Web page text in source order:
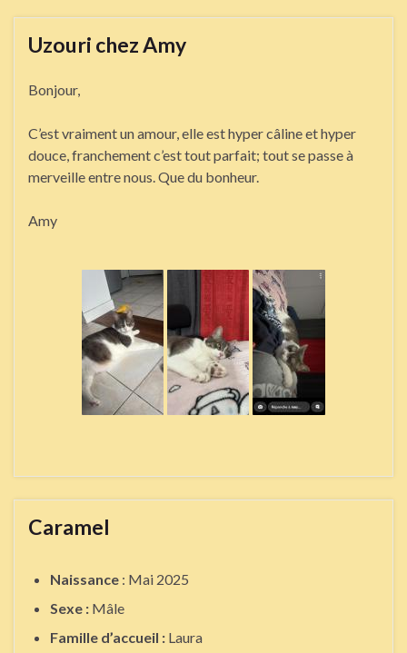
Uzouri chez Amy
Bonjour,
C’est vraiment un amour, elle est hyper câline et hyper
douce, franchement c’est tout parfait; tout se passe à
merveille entre nous. Que du bonheur.
Amy
Caramel
Naissance : Mai 2025
Sexe : Mâle
Famille d’accueil : Laura